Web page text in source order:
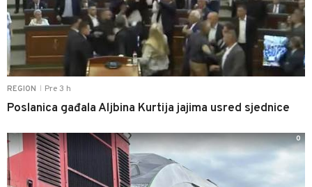
REGION Pre 3 h
Poslanica gađala Aljbina Kurtija jajima usred sjednice
0